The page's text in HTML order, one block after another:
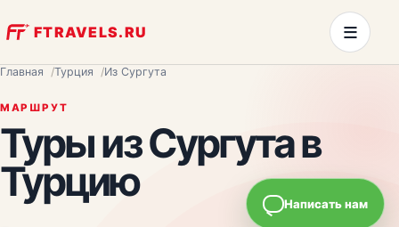
FTRAVELS.RU ≡
Главная Турция Из Сургута
МАРШРУТ
Туры изСургутав
Турцию Написать нам